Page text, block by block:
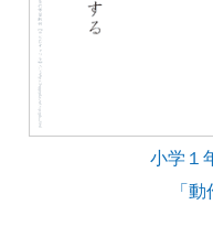
小学１
「